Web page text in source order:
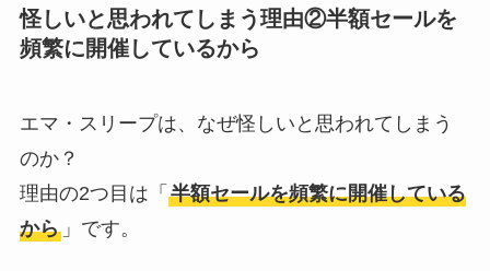
怪しいと思われてしまう理由②半額セールを
頻繁に開催しているから
エマ・スリープは、なぜ怪しいと思われてしまう
のか？
理由の2つ目は「 半額セールを頻繁に開催している
から」です。